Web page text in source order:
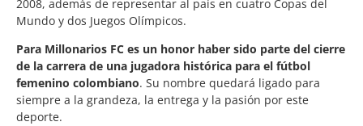
2008, además de representar al país en cuatro Copas del
Mundo y dos Juegos Olímpicos.
Para Millonarios FC es un honor haber sido parte del cierre
de la carrera de una jugadora histórica para el fútbol
femenino colombiano. Su nombre quedará ligado para
siempre a la grandeza, la entrega y la pasión por este
deporte.